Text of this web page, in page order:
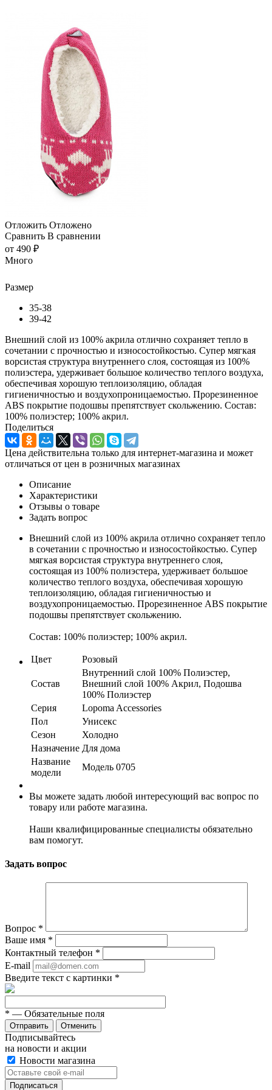
Отложить Отложено
Сравнить В сравнении
от 490 ₽
Много
Размер
35-38
39-42
Внешний слой из 100% акрила отлично сохраняет тепло в
сочетании с прочностью и износостойкостью. Супер мягкая
ворсистая структура внутреннего слоя, состоящая из 100%
полиэстера, удерживает большое количество теплого воздуха,
обеспечивая хорошую теплоизоляцию, обладая
гигиеничностью и воздухопроницаемостью. Прорезиненное
АВS покрытие подошвы препятствует скольжению. Состав:
100% полиэстер; 100% акрил.
Поделиться
Цена действительна только для интернет-магазина и может
отличаться от цен в розничных магазинах
Описание
Характеристики
Отзывы о товаре
Задать вопрос
Внешний слой из 100% акрила отлично сохраняет тепло
в сочетании с прочностью и износостойкостью. Супер
мягкая ворсистая структура внутреннего слоя,
состоящая из 100% полиэстера, удерживает большое
количество теплого воздуха, обеспечивая хорошую
теплоизоляцию, обладая гигиеничностью и
воздухопроницаемостью. Прорезиненное АВS покрытие
подошвы препятствует скольжению.
Состав: 100% полиэстер; 100% акрил.
Цвет Розовый
Состав
Внутренний слой 100% Полиэстер,
Внешний слой 100% Акрил, Подошва
100% Полиэстер
Серия
Lopoma Accessories
Пол
Унисекс
Сезон
Холодно
Назначение Для дома
Название
модели
Модель 0705
Вы можете задать любой интересующий вас вопрос по
товару или работе магазина.
Наши квалифицированные специалисты обязательно
вам помогут.
Задать вопрос
Вопрос *
Ваше имя *
Контактный телефон *
E-mail
Введите текст с картинки *
* — Обязательные поля
Отменить
Подписывайтесь
на новости и акции
Новости магазина